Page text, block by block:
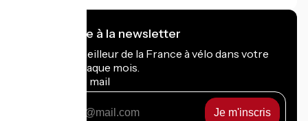
Je m'abonne à la newsletter
Recevez le meilleur de la France à vélo dans votre
boîte mail chaque mois.
Mon adresse mail